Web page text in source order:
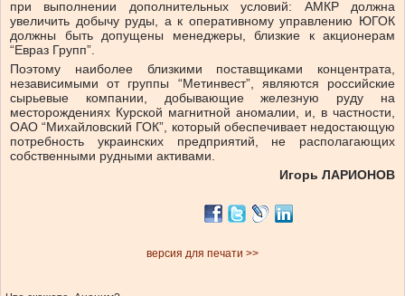
при выполнении дополнительных условий: АМКР должна
увеличить добычу руды, а к оперативному управлению ЮГОК
должны быть допущены менеджеры, близкие к акционерам
“Евраз Групп”.
Поэтому наиболее близкими поставщиками концентрата,
независимыми от группы “Метинвест”, являются российские
сырьевые компании, добывающие железную руду на
месторождениях Курской магнитной аномалии, и, в частности,
ОАО “Михайловский ГОК”, который обеспечивает недостающую
потребность украинских предприятий, не располагающих
собственными рудными активами.
Игорь ЛАРИОНОВ
версия для печати >>